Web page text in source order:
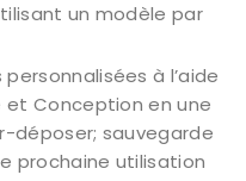
un modèle par
à l’aide
Conception en une
déposer; sauvegarde
prochaine utilisation